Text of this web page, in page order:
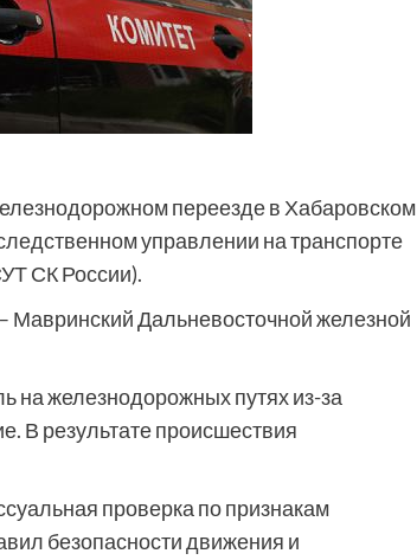
переезде в Хабаровском
управлении на транспорте
СК России).
Мавринский Дальневосточной железной
на железнодорожных путях из-за
В результате происшествия
проверка по признакам
безопасности движения и